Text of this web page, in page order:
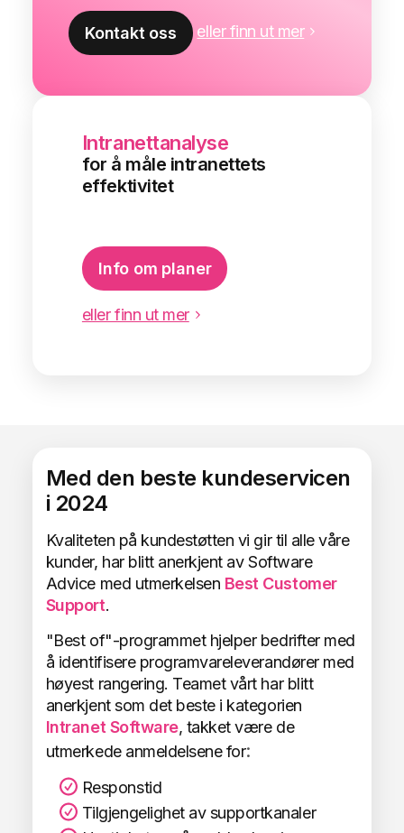
Kontakt oss eller finn ut mer
Intranettanalyse
for å måle intranettets
effektivitet
Info om planer
eller finn ut mer
Med den beste kundeservicen
i 2024
Kvaliteten på kundestøtten vi gir til alle våre
kunder, har blitt anerkjent av Software
Advice med utmerkelsen Best Customer
Support.
"Best of"-programmet hjelper bedrifter med
å identifisere programvareleverandører med
høyest rangering. Teamet vårt har blitt
anerkjent som det beste i kategorien
Intranet Software, takket være de
utmerkede anmeldelsene for:
Responstid
Tilgjengelighet av supportkanaler